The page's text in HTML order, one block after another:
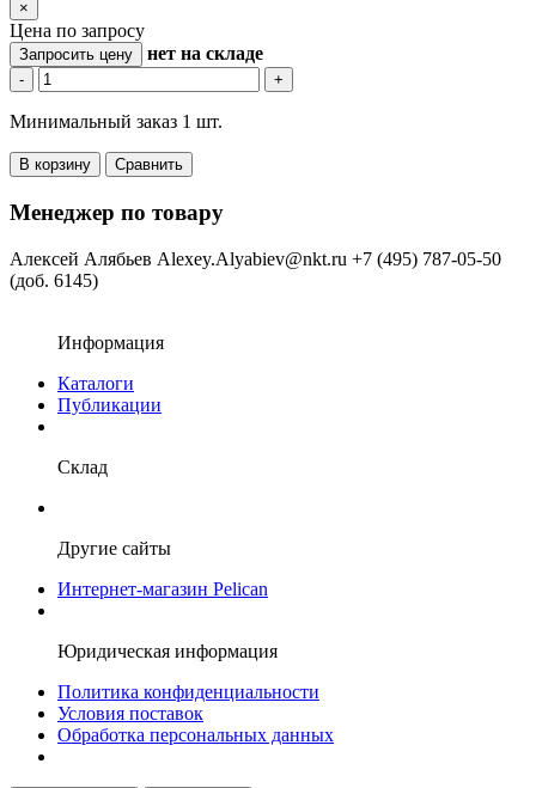
×
Цена по запросу
Запросить цену нет на складе
- +
Минимальный заказ 1 шт.
В корзину Сравнить
Менеджер по товару
Алексей Алябьев Alexey.Alyabiev@nkt.ru +7 (495) 787-05-50
(доб. 6145)
Информация
Каталоги
Публикации
Склад
Другие сайты
Интернет-магазин Pelican
Юридическая информация
Политика конфиденциальности
Условия поставок
Обработка персональных данных